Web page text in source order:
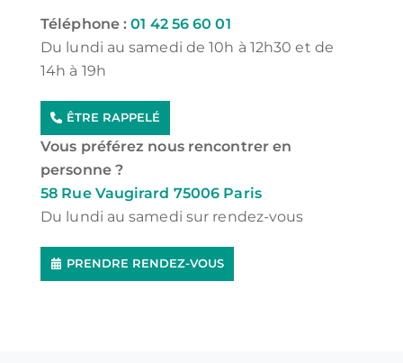
Téléphone :01 42 56 60 01
Du lundi au samedi de 10h à 12h30 et de
14h à 19h
ÊTRE RAPPELÉ
Vous préférez nous rencontrer en
personne ?
58 Rue Vaugirard 75006 Paris
Du lundi au samedi sur rendez-vous
PRENDRE RENDEZ-VOUS